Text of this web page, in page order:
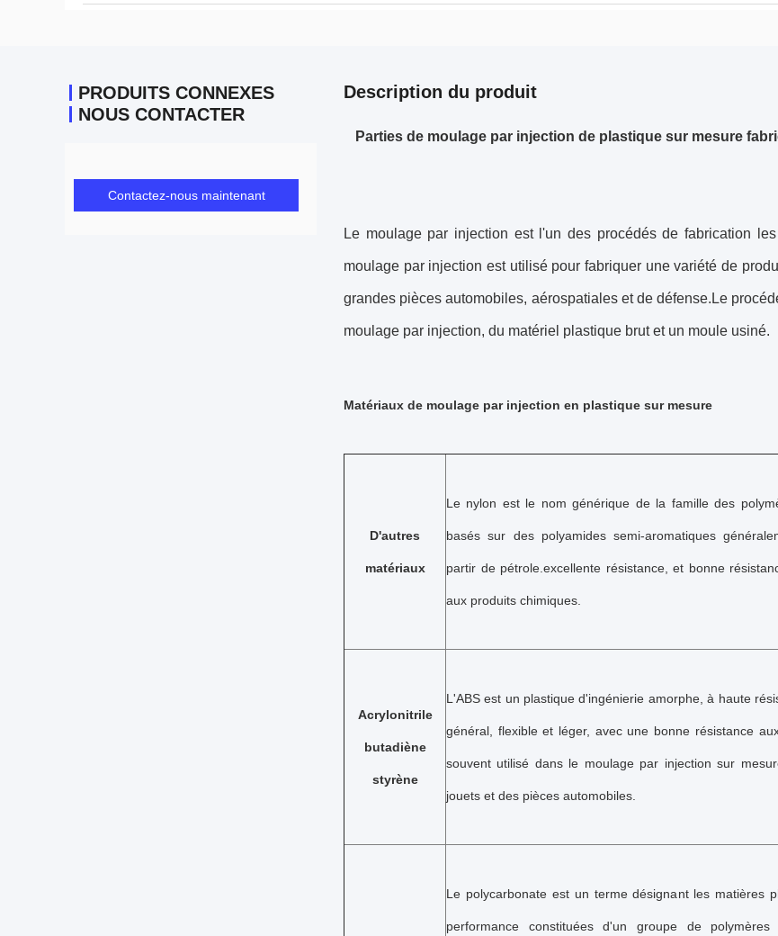
PRODUITS CONNEXES
NOUS CONTACTER
Contactez-nous maintenant
Description du produit
Parties de moulage par injection de plastique sur mesure
Le moulage par injection est l'un des procédés de fabrication
moulage par injection est utilisé pour fabriquer une variété de
grandes pièces automobiles, aérospatiales et de défense.Le
moulage par injection, du matériel plastique brut et un moule usiné.
Matériaux de moulage par injection en plastique sur mesure
D'autres
matériaux
Le nylon est le nom générique de la famille des
basés sur des polyamides semi-aromatiques
partir de pétrole.excellente résistance, et bonne
aux produits chimiques.
Acrylonitrile
butadiène
styrène
L'ABS est un plastique d'ingénierie amorphe, à haute
général, flexible et léger, avec une bonne résistance
souvent utilisé dans le moulage par injection sur
jouets et des pièces automobiles.
Le polycarbonate est un terme désignant les matières
performance constituées d'un groupe de polymères